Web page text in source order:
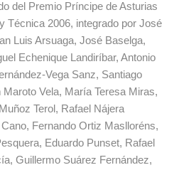
del Premio Príncipe de Asturias
Técnica 2006, integrado por José
Luis Arsuaga, José Baselga,
Echenique Landiríbar, Antonio
Vega Sanz, Santiago
Vela, María Teresa Miras,
Terol, Rafael Nájera
Fernando Ortiz Maslloréns,
Eduardo Punset, Rafael
Guillermo Suárez Fernández,